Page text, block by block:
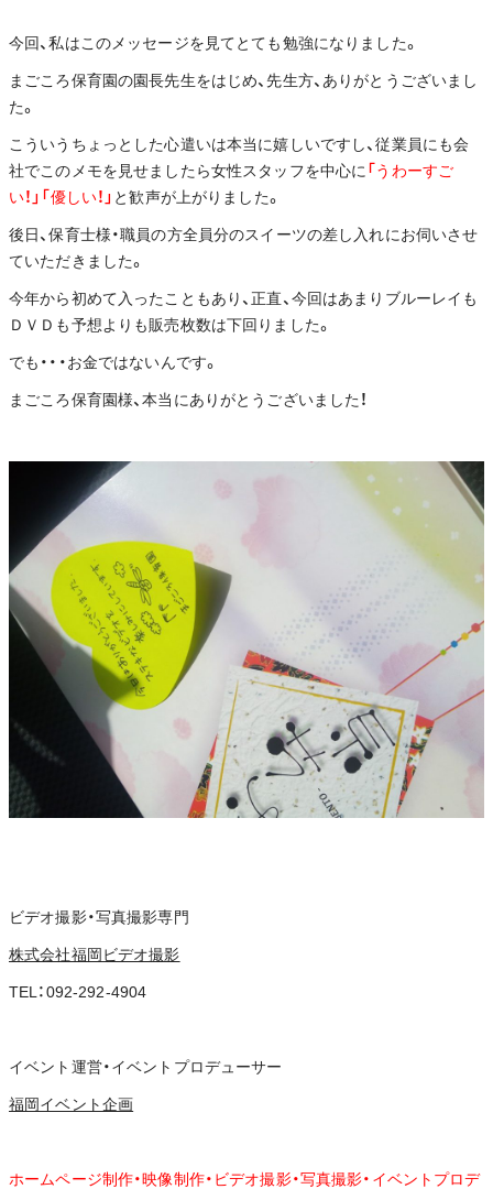
今回、私はこのメッセージを見てとても勉強になりました。
まごころ保育園の園長先生をはじめ、先生方、ありがとうございまし
た。
こういうちょっとした心遣いは本当に嬉しいですし、従業員にも会
社でこのメモを見せましたら女性スタッフを中心に 「うわーすご
い！」「優しい！」 と歓声が上がりました。
後日、保育士様・職員の方全員分のスイーツの差し入れにお伺いさせ
ていただきました。
今年から初めて入ったこともあり、正直、今回はあまりブルーレイも
ＤＶＤも予想よりも販売枚数は下回りました。
でも・・・お金ではないんです。
まごころ保育園様、本当にありがとうございました！
ビデオ撮影・写真撮影専門
株式会社福岡ビデオ撮影
TEL：092-292-4904
イベント運営・イベントプロデューサー
福岡イベント企画
ホームページ制作・映像制作・ビデオ撮影・写真撮影・イベントプロデ